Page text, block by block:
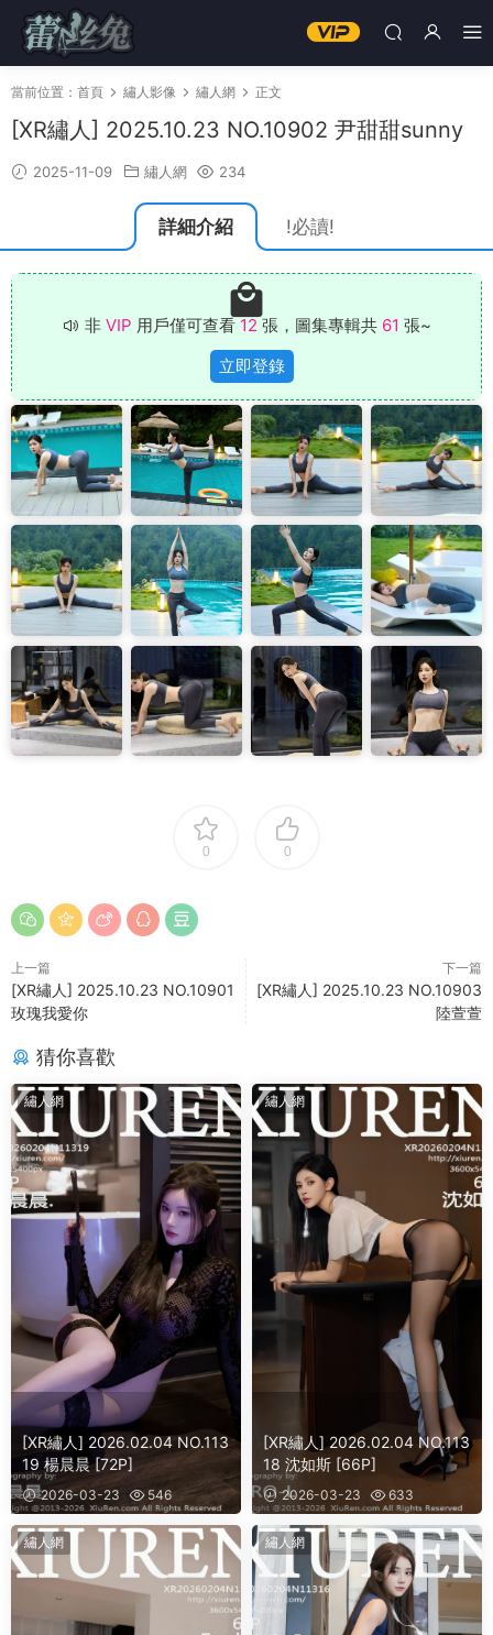
當前位置： 首頁 繡人影像 繡人網 正文
[XR繡人] 2025.10.23 NO.10902 尹甜甜sunny
2025-11-09 繡人網 234
詳細介紹 !必讀!
非 VIP 用戶僅可查看 12 張，圖集專輯共 61 張~
立即登錄
0 0
上一篇
[XR繡人] 2025.10.23 NO.10901
玫瑰我愛你
下一篇
[XR繡人] 2025.10.23 NO.10903
陸萱萱
猜你喜歡
繡人網
[XR繡人] 2026.02.04 NO.113
19 楊晨晨 [72P]
2026-03-23 546
繡人網
[XR繡人] 2026.02.04 NO.113
18 沈如斯 [66P]
2026-03-23 633
繡人網 繡人網